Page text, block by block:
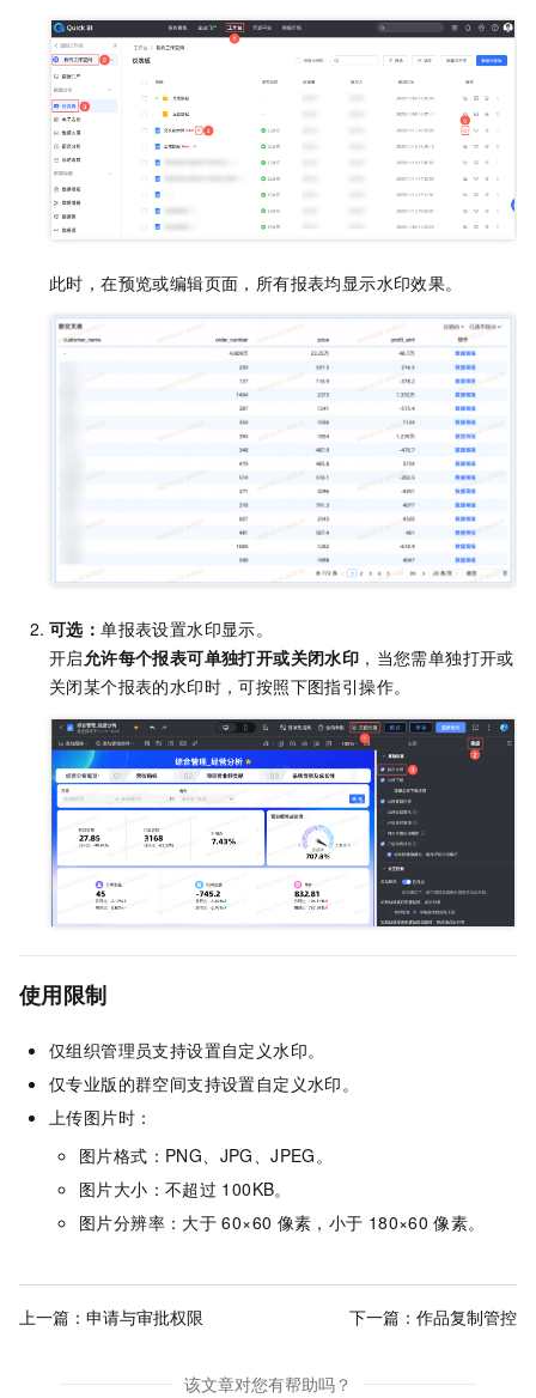
此时，在预览或编辑页面，所有报表均显示水印效果。
可选：单报表设置水印显示。
开启允许每个报表可单独打开或关闭水印 ，当您需单独打开或
关闭某个报表的水印时，可按照下图指引操作。
使用限制
仅组织管理员支持设置自定义水印。
仅专业版的群空间支持设置自定义水印。
上传图片时：
图片格式：PNG、JPG、JPEG。
图片大小：不超过 100KB。
图片分辨率：大于 60×60 像素，小于 180×60 像素。
上一篇： 申请与审批权限 下一篇： 作品复制管控
该文章对您有帮助吗？